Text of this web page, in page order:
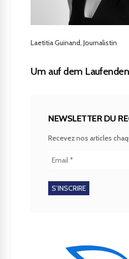
Laetitia Guinand, Journalistin
Um auf dem
NEWSLETTER DU
Recevez nos articles